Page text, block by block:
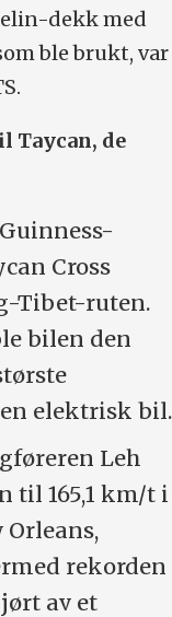
dekk med
ble brukt, var
Taycan, de
Cross
Tibet-ruten.
bilen den
elektrisk bil.
Leh
til 165,1 km/t i
rekorden
av et